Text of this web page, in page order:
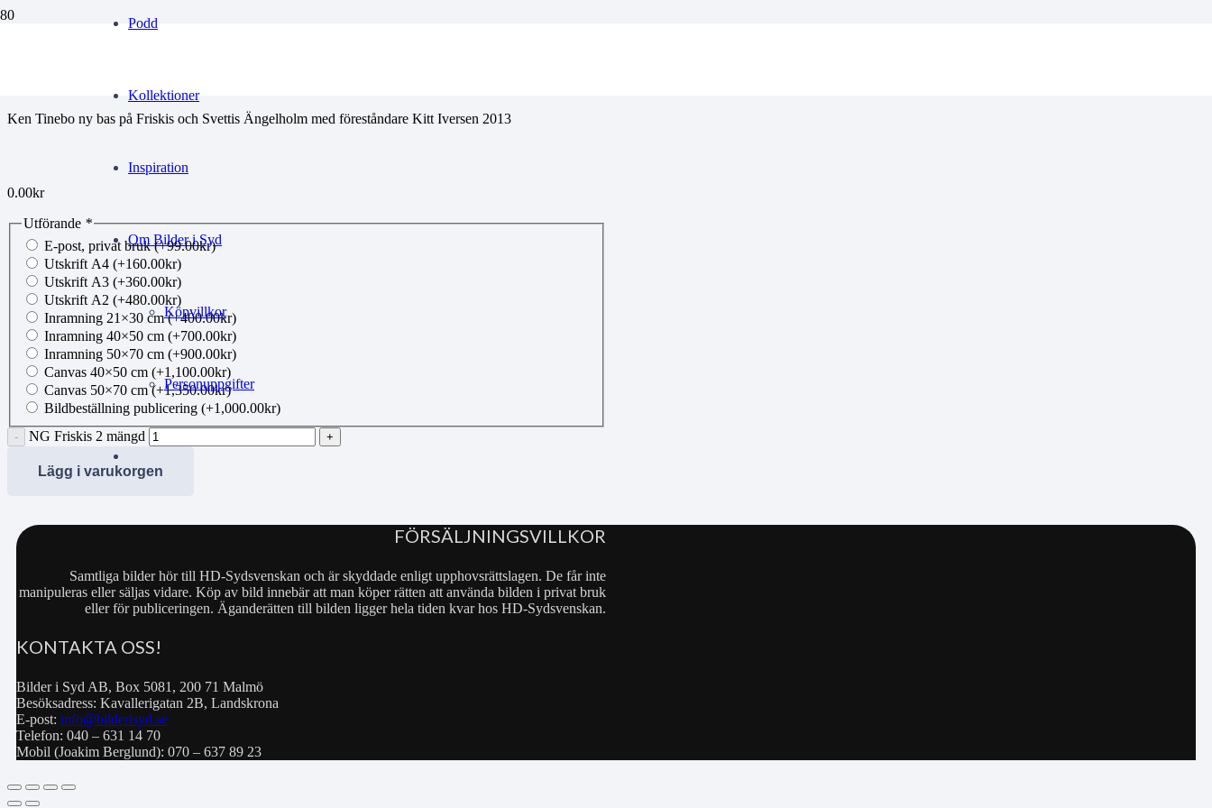
Podd
Kollektioner
Inspiration
Om Bilder i Syd
Köpvillkor
Personuppgifter
Ken Tinebo ny bas på Friskis och Svettis Ängelholm med föreståndare Kitt Iversen 2013
0.00kr
Utförande *
E-post, privat bruk(+99.00kr)
Utskrift A4 (+160.00kr)
Utskrift A3 (+360.00kr)
Utskrift A2 (+480.00kr)
Inramning 21×30 cm(+400.00kr)
Inramning 40×50 cm (+700.00kr)
Inramning 50×70 cm (+900.00kr)
Canvas 40×50 cm (+1,100.00kr)
Canvas 50×70 cm(+1,350.00kr)
Bildbeställning publicering (+1,000.00kr)
NG Friskis 2 mängd
Lägg i varukorgen
FÖRSÄLJNINGSVILLKOR
Samtliga bilder hör till HD-Sydsvenskan och är skyddade enligt upphovsrättslagen. De får inte
manipuleras eller säljas vidare. Köp av bild innebär att man köper rätten att använda bilden i privat bruk
eller för publiceringen. Äganderätten till bilden ligger hela tiden kvar hos HD-Sydsvenskan.
KONTAKTA OSS!
Bilder i Syd AB, Box 5081, 200 71 Malmö
Besöksadress: Kavallerigatan 2B, Landskrona
E-post: info@bilderisyd.se
Telefon: 040 – 631 14 70
Mobil (Joakim Berglund): 070 – 637 89 23